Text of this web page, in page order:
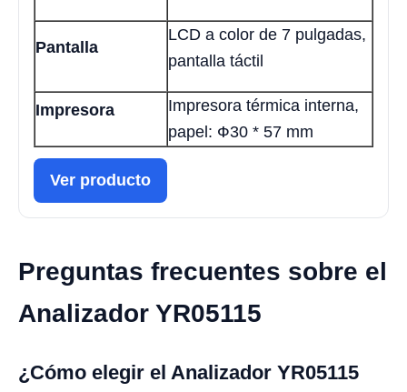
Pantalla
LCD a color de 7 pulgadas,
pantalla táctil
Impresora
Impresora térmica interna,
papel: Ф30 * 57 mm
Ver producto
Preguntas frecuentes sobre el
Analizador YR05115
¿Cómo elegir el Analizador YR05115